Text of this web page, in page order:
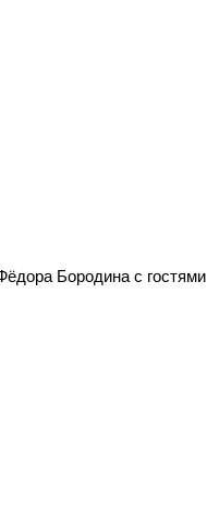
Бородина с гостями